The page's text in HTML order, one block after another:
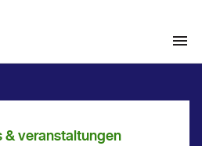
& veranstaltungen